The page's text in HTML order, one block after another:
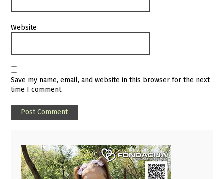
Website
Save my name, email, and website in this browser for the next
time I comment.